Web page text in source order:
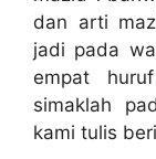
dan arti
jadi pada
empat
simaklah
kami tulis